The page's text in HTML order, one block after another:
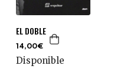
EL DOBLE
14,00€
Disponible